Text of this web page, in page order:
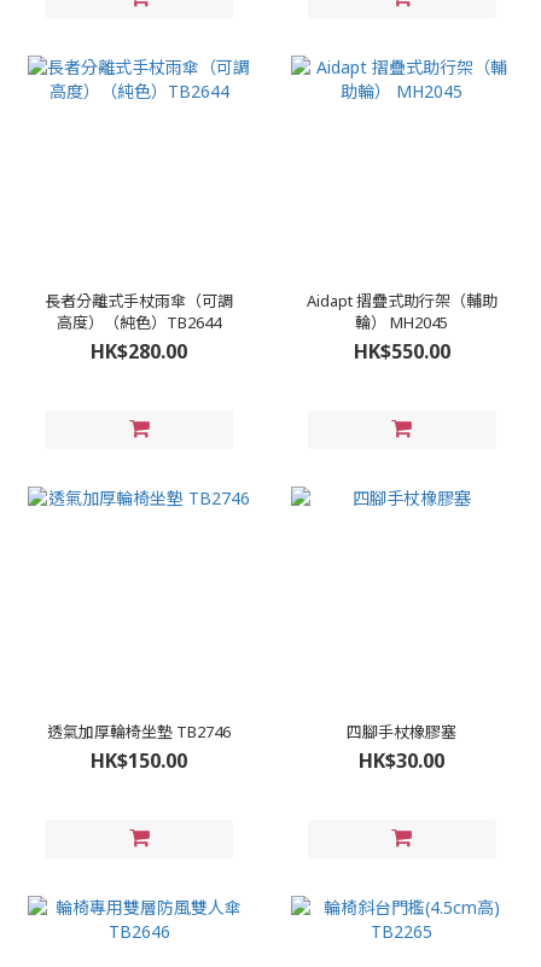
長者分離式手杖雨傘（可調
高度）（純色）TB2644
HK$280.00
Aidapt 摺疊式助行架（輔助
輪） MH2045
HK$550.00
透氣加厚輪椅坐墊 TB2746
HK$150.00
四腳手杖橡膠塞
HK$30.00